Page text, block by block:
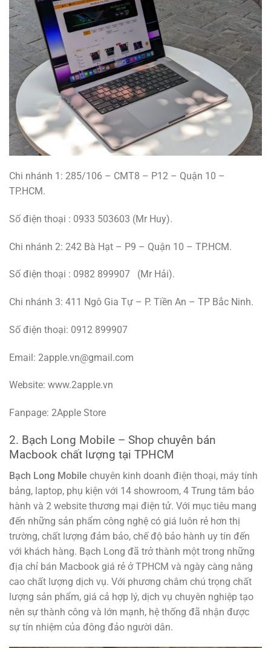
Chi nhánh 1: 285/106 – CMT8 – P12 – Quận 10 –
TP.HCM.
Số điện thoại : 0933 503603 (Mr Huy).
Chi nhánh 2: 242 Bà Hạt – P9 – Quận 10 – TP.HCM.
Số điện thoại : 0982 899907 (Mr Hải).
Chi nhánh 3: 411 Ngô Gia Tự – P. Tiền An – TP Bắc Ninh.
Số điện thoại: 0912 899907
Email: 2apple.vn@gmail.com
Website: www.2apple.vn
Fanpage: 2Apple Store
2. Bạch Long Mobile – Shop chuyên bán
Macbook chất lượng tại TPHCM
Bạch Long Mobile chuyên kinh doanh điện thoại, máy tính
bảng, laptop, phụ kiện với 14 showroom, 4 Trung tâm bảo
hành và 2 website thương mại điện tử. Với mục tiêu mang
đến những sản phẩm công nghệ có giá luôn rẻ hơn thị
trường, chất lượng đảm bảo, chế độ bảo hành uy tín đến
với khách hàng. Bạch Long đã trở thành một trong những
địa chỉ bán Macbook giá rẻ ở TPHCM và ngày càng nâng
cao chất lượng dịch vụ. Với phương châm chú trọng chất
lượng sản phẩm, giá cả hợp lý, dịch vụ chuyên nghiệp tạo
nên sự thành công và lớn mạnh, hệ thống đã nhận được
sự tín nhiệm của đông đảo người dân.